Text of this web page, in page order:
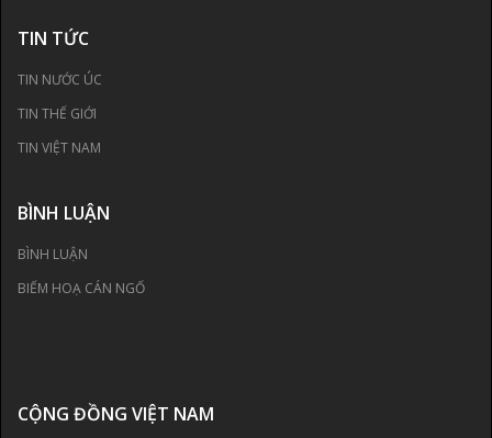
TIN TỨC
TIN NƯỚC ÚC
TIN THẾ GIỚI
TIN VIỆT NAM
BÌNH LUẬN
BÌNH LUẬN
BIẾM HOẠ CÁN NGỐ
CỘNG ĐỒNG VIỆT NAM